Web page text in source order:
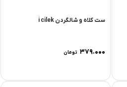
ست کلاه و شالگردن i cilek
۳۷۹.۰۰۰ تومان